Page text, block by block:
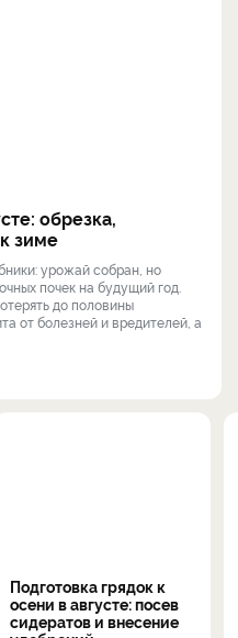
обрезка,
зиме
урожай собран, но
почек на будущий год.
до половины
от болезней и вредителей, а
Подготовка грядок к
осени в августе: посев
сидератов и внесение